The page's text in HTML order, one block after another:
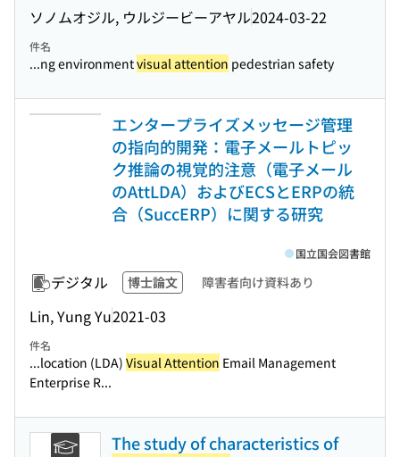
ソノムオジル, ウルジービーアヤル2024-03-22
件名
...ng environmentvisual attention pedestrian safety
エンタープライズメッセージ管理
の指向的開発：電子メールトピッ
ク推論の視覚的注意（電子メール
のAttLDA）およびECSとERPの統
合（SuccERP）に関する研究
デジタル 博士論文 障害者向け資料あり
Lin, Yung Yu2021-03
国立国会図書館
件名
...location (LDA) Visual Attention Email Management
Enterprise R...
The study of characteristics of